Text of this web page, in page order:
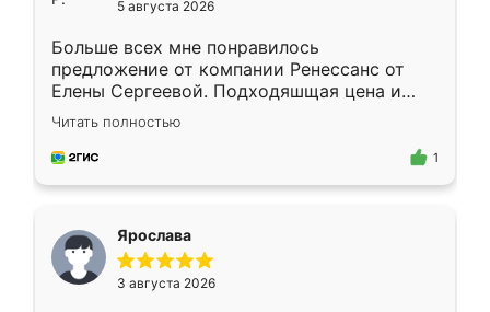
5 августа 2026
Больше всех мне понравилось
предложение от компании Ренессанс от
Елены Сергеевой. Подходяшщая цена и
короткие сроки изготовления. Приехавший
для замера сотрудник Владислав
предложил по моему эскизу самый
Читать полностью
1
Ярослава
3 августа 2026